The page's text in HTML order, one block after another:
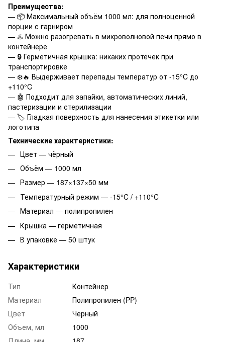
Преимущества:
— 📦 Максимальный объём 1000 мл: для полноценной
порции с гарниром
— ♨️ Можно разогревать в микроволновой печи прямо в
контейнере
— 🔒 Герметичная крышка: никаких протечек при
транспортировке
— ❄️🔥 Выдерживает перепады температур от -15°C до
+110°C
— 🤖 Подходит для запайки, автоматических линий,
пастеризации и стерилизации
— 🏷️ Гладкая поверхность для нанесения этикетки или
логотипа
Технические характеристики:
Цвет — чёрный
Объём — 1000 мл
Размер — 187×137×50 мм
Температурный режим — -15°C / +110°C
Материал — полипропилен
Крышка — герметичная
В упаковке — 50 штук
Характеристики
Тип
Контейнер
Материал
Полипропилен (PP)
Цвет
Черный
Объем, мл
1000